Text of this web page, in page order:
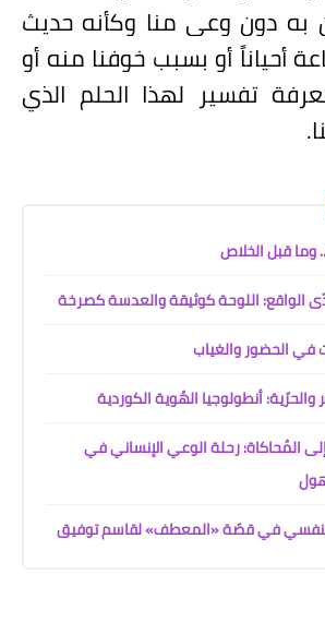
به دون وعي منا وكأنه حديث
أحياناً أو بسبب خوفنا منه أو
تفسير لهذا الحلم الذي
وما قبل الخلاص
الواقع: اللوحة كوثيقة والعدسة كصرخة
في الحضور والغياب
والحرّية: أنطولوجيا الهُوية الكوردية
المُحاكاة: رحلة الوعي الإنساني في
النفسي في قصّة «المعطف» لقاسم توفيق